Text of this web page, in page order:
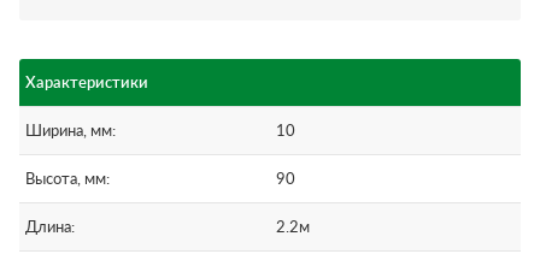
Характеристики
Ширина, мм: 10
Высота, мм: 90
Длина: 2.2м